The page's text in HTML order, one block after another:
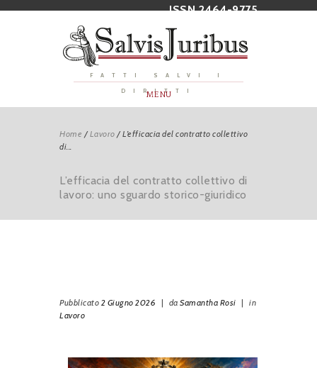
ISSN 2464-9775
FATTI SALVI I
DIRITTI
MENU
Home /Lavoro /L’efficacia del contratto collettivo
di...
L’efficacia del contratto collettivo di
lavoro: uno sguardo storico-giuridico
Pubblicato 2 Giugno 2026 | da Samantha Rosi | in
Lavoro